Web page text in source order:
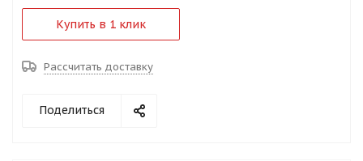
Купить в 1 клик
Рассчитать доставку
Поделиться